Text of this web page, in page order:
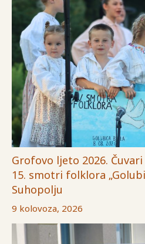
Grofovo ljeto 2026.
15. smotri folklora
Suhopolju
9 kolovoza, 2026